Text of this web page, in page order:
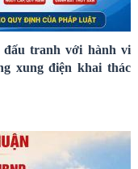
đấu tranh với hành vi
xung điện khai thác